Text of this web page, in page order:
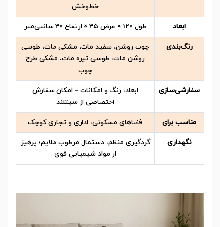
خط‌وخش
ابعاد طول 120 × عرض 45 × ارتفاع 40 سانتی‌متر
رنگ‌بندی
چوب روشن، سفید مات، مشکی مات، طوسی
روشن مات، طوسی تیره مات، مشکی طرح
چوب
سفارشی‌سازی
ابعاد، رنگ و امکانات – امکان سفارش
اختصاصی از سیتلند
مناسب برای فضاهای مسکونی، اداری و تجاری کوچک
نگهداری
گردگیری منظم، دستمال مرطوب ملایم؛ پرهیز
از مواد شیمیایی قوی